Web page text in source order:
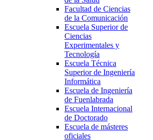
Facultad de Ciencias
de la Comunicación
Escuela Superior de
Ciencias
Experimentales y
Tecnología
Escuela Técnica
Superior de Ingeniería
Informática
Escuela de Ingeniería
de Fuenlabrada
Escuela Internacional
de Doctorado
Escuela de másteres
oficiales